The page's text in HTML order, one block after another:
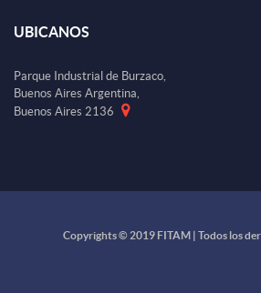
UBICANOS
Parque Industrial de Burzaco,
Buenos Aires Argentina,
Buenos Aires 2136
Copyrights © 2019 FITAM | Todos los